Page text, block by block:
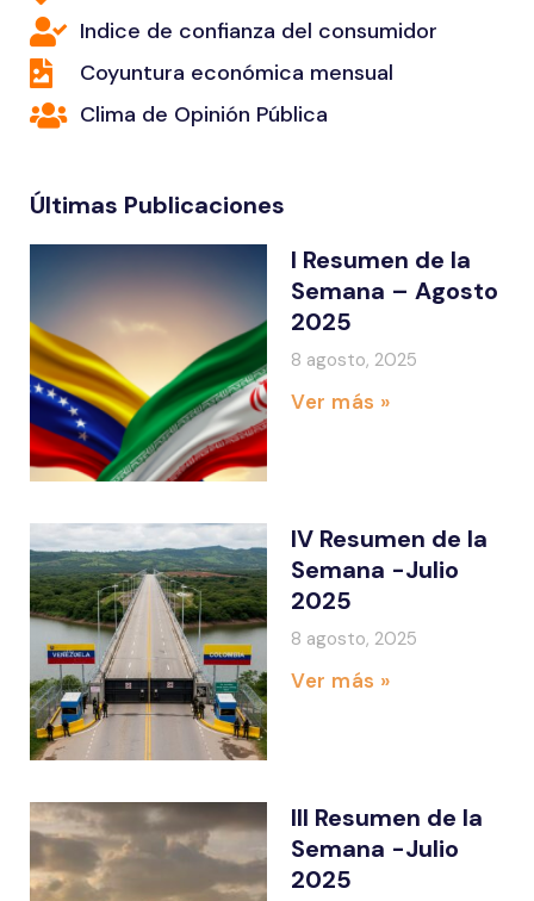
Indice de confianza del consumidor
Coyuntura económica mensual
Clima de Opinión Pública
Últimas Publicaciones
I Resumen de la
Semana – Agosto
2025
8 agosto, 2025
Ver más »
IV Resumen de la
Semana -Julio
2025
8 agosto, 2025
Ver más »
III Resumen de la
Semana -Julio
2025